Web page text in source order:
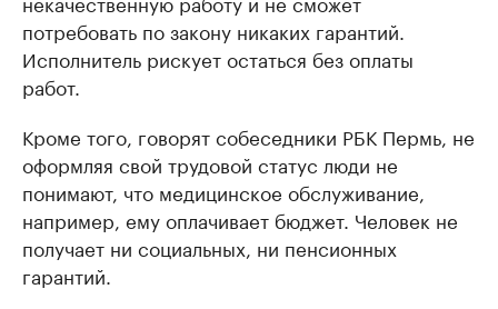
потребовать по закону никаких гарантий.
Исполнитель рискует остаться без оплаты
работ.
​Кроме того, говорят собеседники РБК Пермь, не
оформляя свой трудовой статус люди не
понимают, что медицинское обслуживание,
например, ему оплачивает бюджет. Человек не
получает ни социальных, ни пенсионных
гарантий.